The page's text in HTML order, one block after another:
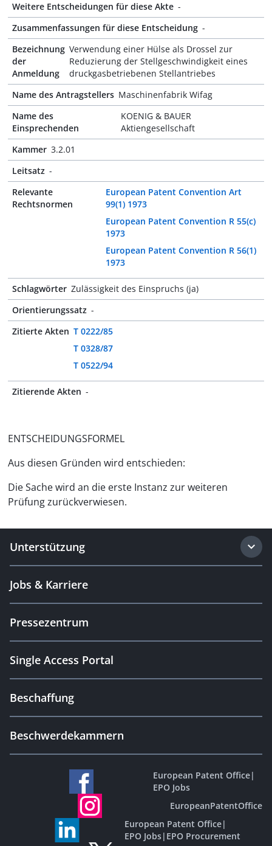
Weitere Entscheidungen für diese Akte -
Zusammenfassungen für diese Entscheidung -
Bezeichnung
der
Anmeldung
Verwendung einer Hülse als Drossel zur
Reduzierung der Stellgeschwindigkeit eines
druckgasbetriebenen Stellantriebes
Name des Antragstellers Maschinenfabrik Wifag
Name des
Einsprechenden
KOENIG & BAUER
Aktiengesellschaft
Kammer 3.2.01
Leitsatz -
Relevante
Rechtsnormen
European Patent Convention Art
99(1) 1973
European Patent Convention R 55(c)
1973
European Patent Convention R 56(1)
1973
Schlagwörter Zulässigkeit des Einspruchs (ja)
Orientierungssatz -
Zitierte Akten T 0222/85
T 0328/87
T 0522/94
Zitierende Akten -
ENTSCHEIDUNGSFORMEL
Aus diesen Gründen wird entschieden:
Die Sache wird an die erste Instanz zur weiteren
Prüfung zurückverwiesen.
Unterstützung
Jobs & Karriere
Pressezentrum
Single Access Portal
Beschaffung
Beschwerdekammern
European Patent Office|
EPO Jobs
EuropeanPatentOffice
European Patent Office|
EPO Jobs| EPO Procurement